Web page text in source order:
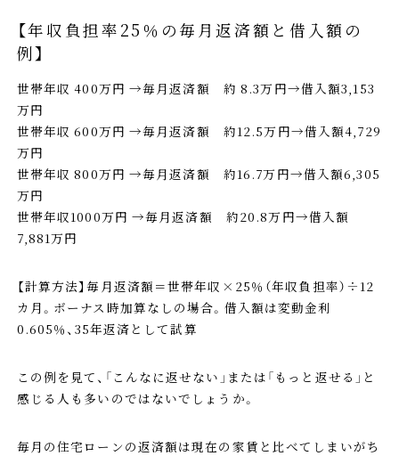
【年収負担率25％の毎月返済額と借入額の
例】
世帯年収 400万円 →毎月返済額 約 8.3万円→借入額3,153
万円
世帯年収 600万円 →毎月返済額 約12.5万円→借入額4,729
万円
世帯年収 800万円 →毎月返済額 約16.7万円→借入額6,305
万円
世帯年収1000万円 →毎月返済額 約20.8万円→借入額
7,881万円
【計算方法】毎月返済額＝世帯年収×25％（年収負担率）÷12
カ月。ボーナス時加算なしの場合。借入額は変動金利
0.605％、35年返済として試算
この例を見て、「こんなに返せない」または「もっと返せる」と
感じる人も多いのではないでしょうか。
毎月の住宅ローンの返済額は現在の家賃と比べてしまいがち